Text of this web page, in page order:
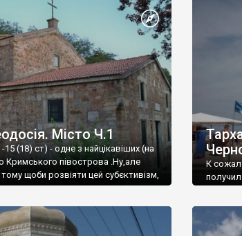
Місто Ч.1
(18) ст) - одне з найцікавіших (на
Кримського півострова .Ну,але
щоби розвіяти цей субєктивізм,
К